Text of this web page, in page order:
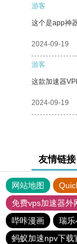
游客
这个是app神
2024-09-19
游客
这款加速器
2024-09-19
友情链接
网站地图
免费vps加速器外
哔咔漫画
瑞乐
蚂蚁加速npv下载